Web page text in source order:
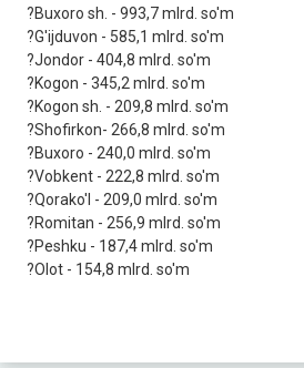
?Buxoro sh. - 993,7 mlrd. so'm
?G'ijduvon - 585,1 mlrd. so'm
?Jondor - 404,8 mlrd. so'm
?Kogon - 345,2 mlrd. so'm
?Kogon sh. - 209,8 mlrd. so'm
?Shofirkon- 266,8 mlrd. so'm
?Buxoro - 240,0 mlrd. so'm
?Vobkent - 222,8 mlrd. so'm
?Qorako'l - 209,0 mlrd. so'm
?Romitan - 256,9 mlrd. so'm
?Peshku - 187,4 mlrd. so'm
?Olot - 154,8 mlrd. so'm